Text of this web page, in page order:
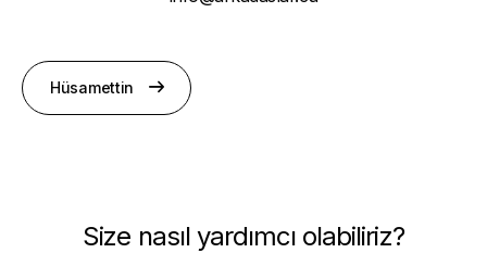
Hüsamettin
Size nasıl yardımcı olabiliriz?